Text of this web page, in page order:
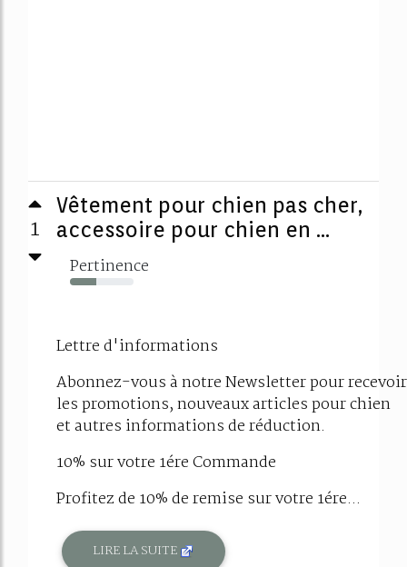
1
Vêtement pour chien pas cher,
accessoire pour chien en ...
Pertinence
42%
Lettre d'informations
Abonnez-vous à notre Newsletter pour recevoir
les promotions, nouveaux articles pour chien
et autres informations de réduction.
10% sur votre 1ére Commande
Profitez de 10% de remise sur votre 1ére...
LIRE LA SUITE